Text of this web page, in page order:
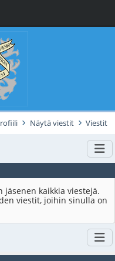
Näytä viestit Viestit
jäsenen kaikkia viestejä.
viestit, joihin sinulla on